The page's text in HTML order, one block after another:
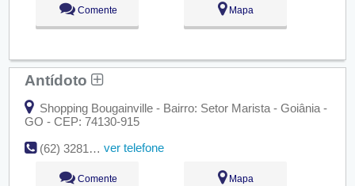
Comente Mapa
Antídoto
Shopping Bougainville - Bairro: Setor Marista - Goiânia -
GO - CEP: 74130-915
(62) 3281-0168
ver telefone
Comente Mapa